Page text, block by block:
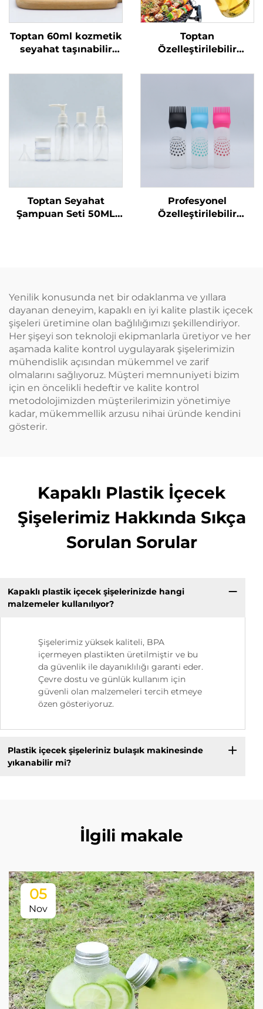
Toptan 60ml kozmetik
seyahat taşınabilir
geri dönüştürülebilir
Toptan
Özelleştirilebilir
Şişeleri Pişirme Yağı
Püskürtme Şişesi
Barbecue için Kaliteli
Memelerle
Toptan Seyahat
Şampuan Seti 50ML
Profesyonel
Özelleştirilebilir
Yenilik konusunda net bir odaklanma ve yıllara
dayanan deneyim, kapaklı en iyi kalite plastik içecek
şişeleri üretimine olan bağlılığımızı şekillendiriyor.
Her şişeyi son teknoloji ekipmanlarla üretiyor ve her
aşamada kalite kontrol uygulayarak şişelerimizin
mühendislik açısından mükemmel ve zarif
olmalarını sağlıyoruz. Müşteri memnuniyeti bizim
için en öncelikli hedeftir ve kalite kontrol
metodolojimizden müşterilerimizin yönetimiye
kadar, mükemmellik arzusu nihai üründe kendini
gösterir.
Kapaklı Plastik İçecek
Şişelerimiz Hakkında Sıkça
Sorulan Sorular
Kapaklı plastik içecek şişelerinizde hangi
malzemeler kullanılıyor?
Şişelerimiz yüksek kaliteli, BPA
içermeyen plastikten üretilmiştir ve bu
da güvenlik ile dayanıklılığı garanti eder.
Çevre dostu ve günlük kullanım için
güvenli olan malzemeleri tercih etmeye
özen gösteriyoruz.
Plastik içecek şişeleriniz bulaşık makinesinde
yıkanabilir mi?
İlgili makale
05
Nov